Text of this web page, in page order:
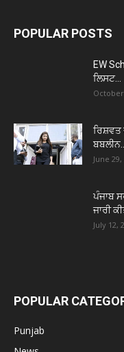
POPULAR POSTS
EW
ਲਿਸਟ...
October
ਰਿਸ਼ਵਤ
ਬਬਲੀਨ...
June 29,
ਪੰਜਾਬ
ਜਾਰੀ
July 12,
POPULAR
Punjab